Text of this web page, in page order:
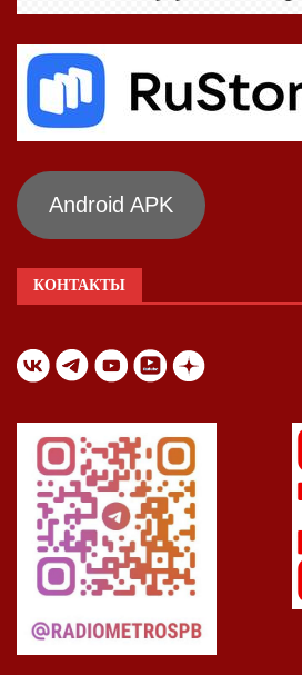
Android APK
КОНТАКТЫ